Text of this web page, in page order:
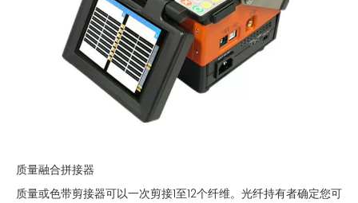
质量融合拼接器
质量或色带剪接器可以一次剪接1至12个纤维。光纤持有者确定您可